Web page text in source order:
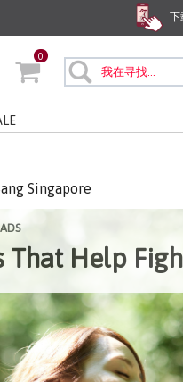
下
0
Singapore
Help